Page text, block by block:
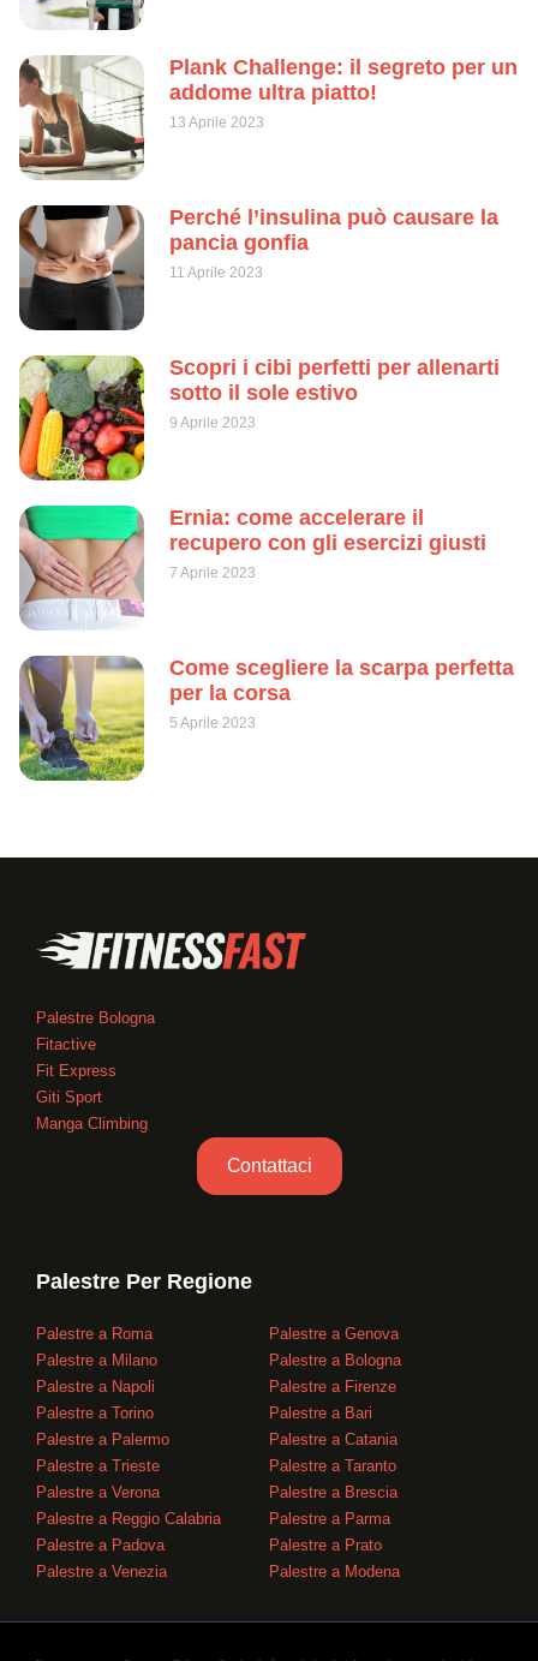
Plank Challenge: il segreto per un
addome ultra piatto!
13 Aprile 2023
Perché l’insulina può causare la
pancia gonfia
11 Aprile 2023
Scopri i cibi perfetti per allenarti
sotto il sole estivo
9 Aprile 2023
Ernia: come accelerare il
recupero con gli esercizi giusti
7 Aprile 2023
Come scegliere la scarpa perfetta
per la corsa
5 Aprile 2023
Palestre Bologna
Fitactive
Fit Express
Giti Sport
Manga Climbing
Contattaci
Palestre Per Regione
Palestre a Roma
Palestre a Milano
Palestre a Napoli
Palestre a Torino
Palestre a Palermo
Palestre a Genova
Palestre a Bologna
Palestre a Firenze
Palestre a Bari
Palestre a Catania
Palestre a Trieste
Palestre a Verona
Palestre a Reggio Calabria
Palestre a Padova
Palestre a Venezia
Palestre a Taranto
Palestre a Brescia
Palestre a Parma
Palestre a Prato
Palestre a Modena